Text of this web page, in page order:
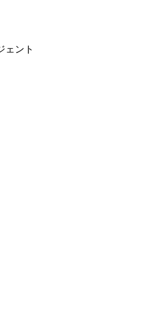
ェント